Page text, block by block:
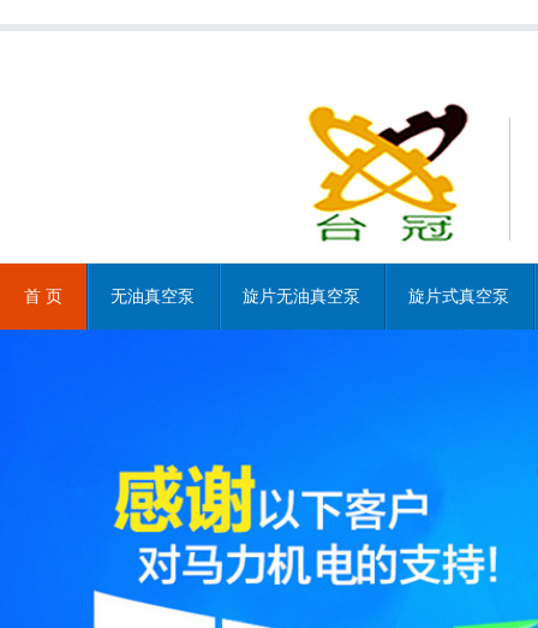
首 页 无油真空泵 旋片无油真空泵 旋片式真空泵